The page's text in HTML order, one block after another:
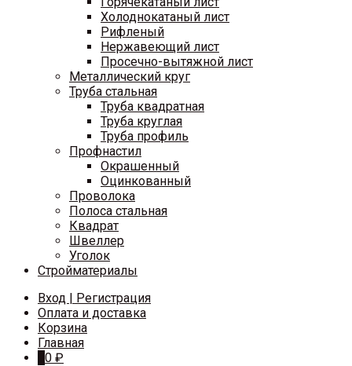
Холоднокатаный лист
Рифленый
Нержавеющий лист
Просечно-вытяжной лист
Металлический круг
Труба стальная
Труба квадратная
Труба круглая
Труба профиль
Профнастил
Окрашенный
Оцинкованный
Проволока
Полоса стальная
Квадрат
Швеллер
Уголок
Стройматериалы
Вход | Регистрация
Оплата и доставка
Корзина
Главная
0 ₽